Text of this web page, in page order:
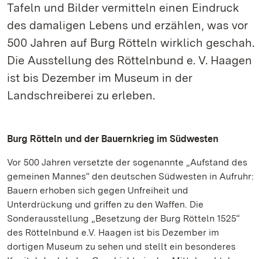
Tafeln und Bilder vermitteln einen Eindruck
des damaligen Lebens und erzählen, was vor
500 Jahren auf Burg Rötteln wirklich geschah.
Die Ausstellung des Röttelnbund e. V. Haagen
ist bis Dezember im Museum in der
Landschreiberei zu erleben.
Burg Rötteln und der Bauernkrieg im Südwesten
Vor 500 Jahren versetzte der sogenannte „Aufstand des
gemeinen Mannes“ den deutschen Südwesten in Aufruhr:
Bauern erhoben sich gegen Unfreiheit und
Unterdrückung und griffen zu den Waffen. Die
Sonderausstellung „Besetzung der Burg Rötteln 1525“
des Röttelnbund e.V. Haagen ist bis Dezember im
dortigen Museum zu sehen und stellt ein besonderes